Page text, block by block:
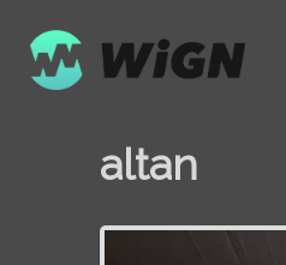
altan